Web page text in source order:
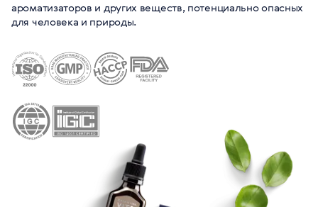
ароматизаторов и других веществ, потенциально опасных
для человека и природы.